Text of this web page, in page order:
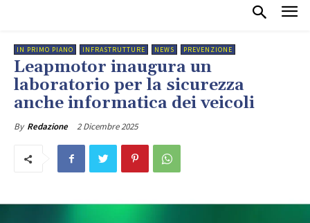
IN PRIMO PIANO INFRASTRUTTURE NEWS PREVENZIONE
Leapmotor inaugura un
laboratorio per la sicurezza
anche informatica dei veicoli
By Redazione 2 Dicembre 2025